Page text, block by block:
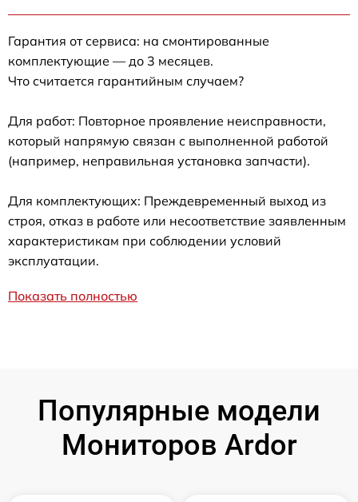
Гарантия от сервиса: на смонтированные
комплектующие — до 3 месяцев.
Что считается гарантийным случаем?
Для работ: Повторное проявление неисправности,
который напрямую связан с выполненной работой
(например, неправильная установка запчасти).
Для комплектующих: Преждевременный выход из
строя, отказ в работе или несоответствие заявленным
характеристикам при соблюдении условий
эксплуатации.
Показать полностью
Популярные модели
Мониторов Ardor